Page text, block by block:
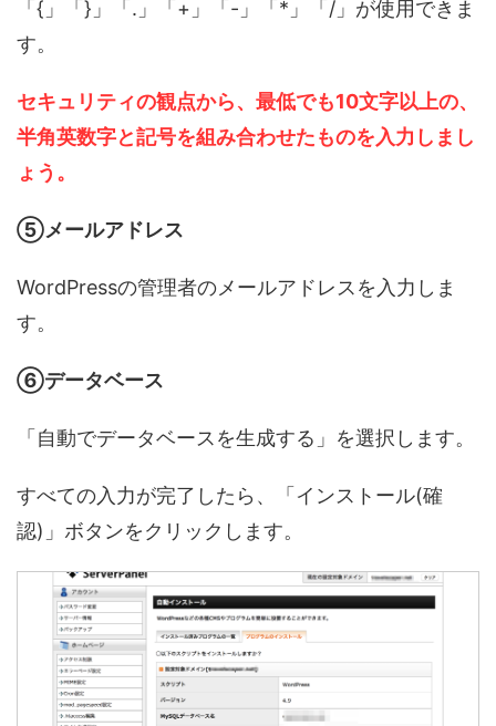
「{」「}」「.」「+」「-」「*」「/」が使用できま
す。
セキュリティの観点から、最低でも10文字以上の、
半角英数字と記号を組み合わせたものを入力しまし
ょう。
⑤メールアドレス
WordPressの管理者のメールアドレスを入力しま
す。
⑥データベース
「自動でデータベースを生成する」を選択します。
すべての入力が完了したら、「インストール(確
認)」ボタンをクリックします。